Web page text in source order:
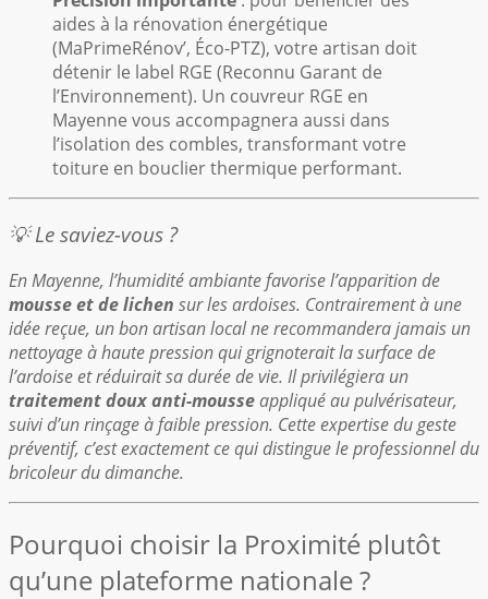
aides à la rénovation énergétique
(MaPrimeRénov’, Éco-PTZ), votre artisan doit
détenir le label RGE (Reconnu Garant de
l’Environnement). Un couvreur RGE en
Mayenne vous accompagnera aussi dans
l’isolation des combles, transformant votre
toiture en bouclier thermique performant.
💡 Le saviez-vous ?
En Mayenne, l’humidité ambiante favorise l’apparition de
mousse et de lichen sur les ardoises. Contrairement à une
idée reçue, un bon artisan local ne recommandera jamais un
nettoyage à haute pression qui grignoterait la surface de
l’ardoise et réduirait sa durée de vie. Il privilégiera un
traitement doux anti-mousseappliqué au pulvérisateur,
suivi d’un rinçage à faible pression. Cette expertise du geste
préventif, c’est exactement ce qui distingue le professionnel du
bricoleur du dimanche.
Pourquoi choisir la Proximité plutôt
qu’une plateforme nationale ?